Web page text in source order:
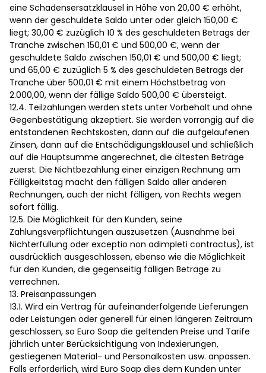
eine Schadensersatzklausel in Höhe von 20,00 € erhöht,
wenn der geschuldete Saldo unter oder gleich 150,00 €
liegt; 30,00 € zuzüglich 10 % des geschuldeten Betrags der
Tranche zwischen 150,01 € und 500,00 €, wenn der
geschuldete Saldo zwischen 150,01 € und 500,00 € liegt;
und 65,00 € zuzüglich 5 % des geschuldeten Betrags der
Tranche über 500,01 € mit einem Höchstbetrag von
2.000,00, wenn der fällige Saldo 500,00 € übersteigt.
12.4. Teilzahlungen werden stets unter Vorbehalt und ohne
Gegenbestätigung akzeptiert. Sie werden vorrangig auf die
entstandenen Rechtskosten, dann auf die aufgelaufenen
Zinsen, dann auf die Entschädigungsklausel und schließlich
auf die Hauptsumme angerechnet, die ältesten Beträge
zuerst. Die Nichtbezahlung einer einzigen Rechnung am
Fälligkeitstag macht den fälligen Saldo aller anderen
Rechnungen, auch der nicht fälligen, von Rechts wegen
sofort fällig.
12.5. Die Möglichkeit für den Kunden, seine
Zahlungsverpflichtungen auszusetzen (Ausnahme bei
Nichterfüllung oder exceptio non adimpleti contractus), ist
ausdrücklich ausgeschlossen, ebenso wie die Möglichkeit
für den Kunden, die gegenseitig fälligen Beträge zu
verrechnen.
13. Preisanpassungen
13.1. Wird ein Vertrag für aufeinanderfolgende Lieferungen
oder Leistungen oder generell für einen längeren Zeitraum
geschlossen, so Euro Soap die geltenden Preise und Tarife
jährlich unter Berücksichtigung von Indexierungen,
gestiegenen Material- und Personalkosten usw. anpassen.
Falls erforderlich, wird Euro Soap dies dem Kunden unter